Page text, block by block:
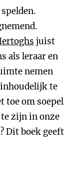
juist
als leraar en
nemen
te
toe om soepel
zijn in onze
Dit boek geeft